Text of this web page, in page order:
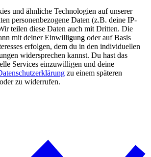
und ähnliche Technologien auf unserer
personenbezogene Daten (z.B. deine IP-
teilen diese Daten auch mit Dritten. Die
mit deiner Einwilligung oder auf Basis
erfolgen, dem du in den individuellen
widersprechen kannst. Du hast das
Services einzuwilligen und deine
zu einem späteren
zu widerrufen.